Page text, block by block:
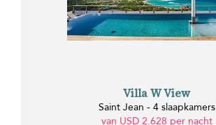
Villa W View
Saint Jean - 4 slaapkamers
van USD 2.628 per nacht